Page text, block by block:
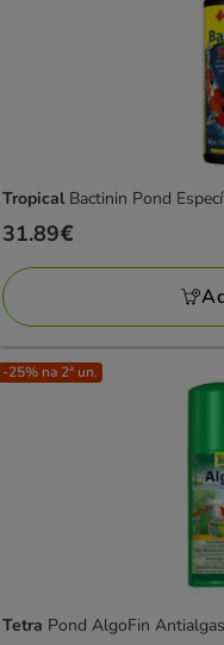
Tropical Bactinin Pond
Preço
31.89€
31.89€
-25% na 2ª un.
Tetra Pond AlgoFin